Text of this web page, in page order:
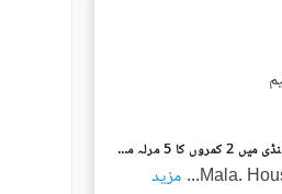
گلبہار سکیم - سیکٹر 1 گلبہار سکیم,راولپنڈی میں 2 کمروں کا 5 مرلہ مکان 1.23 کروڑ میں برائے فروخت۔
... مزید